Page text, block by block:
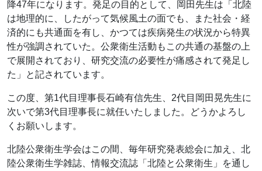
降47年になります。発足の目的として、岡田先生は「北陸
は地理的に、したがって気候風土の面でも、また社会・経
済的にも共通面を有し、かつては疾病発生の状況から特異
性が強調されていた。公衆衛生活動もこの共通の基盤の上
で展開されており、研究交流の必要性が痛感されて発足し
た」と記されています。
この度、第1代目理事長石崎有信先生、2代目岡田晃先生に
次いで第3代目理事長に就任いたしました。どうかよろし
くお願いします。
北陸公衆衛生学会はこの間、毎年研究発表総会に加え、北
陸公衆衛生学雑誌、情報交流誌「北陸と公衆衛生」を通し